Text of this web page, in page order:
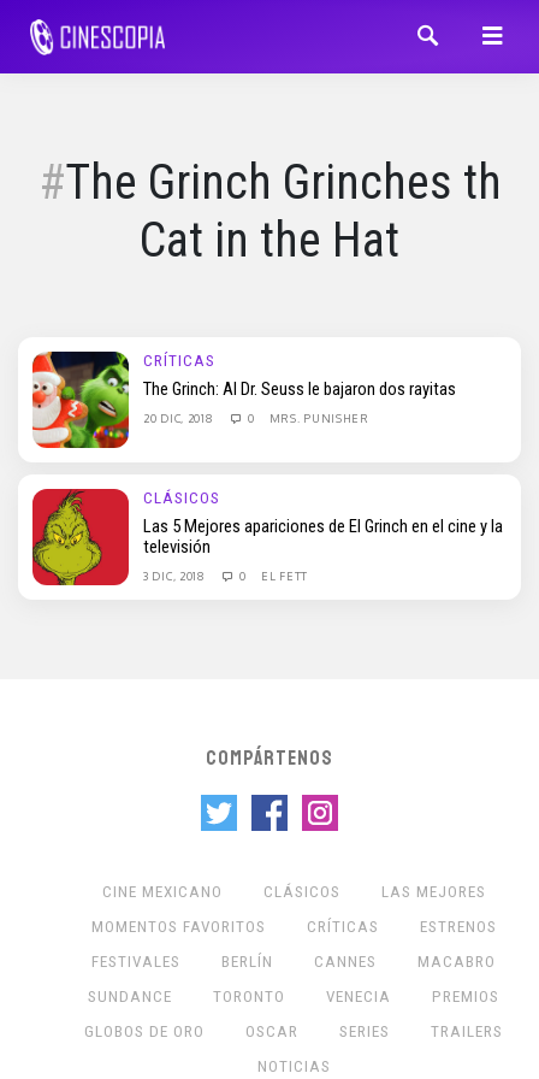
The Grinch Grinches th
Cat in the Hat
CRÍTICAS
The Grinch: Al Dr. Seuss le bajaron dos rayitas
20 DIC, 2018 0 MRS. PUNISHER
CLÁSICOS
Las 5 Mejores apariciones de El Grinch en el cine y la
televisión
3 DIC, 2018 0 EL FETT
COMPÁRTENOS
CINE MEXICANO CLÁSICOS
LAS MEJORES
MOMENTOS FAVORITOS
CRÍTICAS
ESTRENOS
FESTIVALES
BERLÍN CANNES
MACABRO
SUNDANCE
TORONTO VENECIA
PREMIOS
GLOBOS DE ORO
OSCAR SERIES
TRAILERS
NOTICIAS